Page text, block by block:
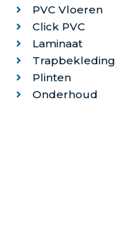
PVC Vloeren
Click PVC
Laminaat
Trapbekleding
Plinten
Onderhoud